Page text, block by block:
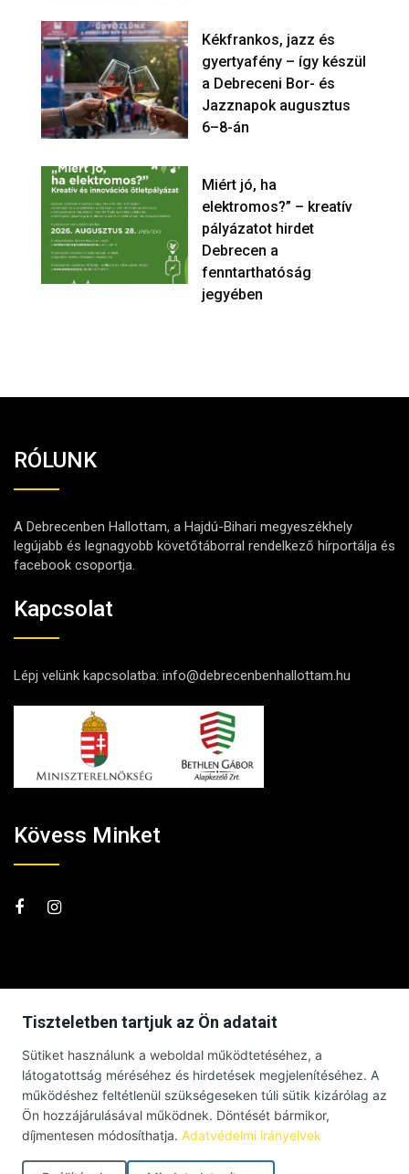
Kékfrankos, jazz és
gyertyafény – így készül
a Debreceni Bor- és
Jazznapok augusztus
6–8-án
Miért jó, ha
elektromos?” – kreatív
pályázatot hirdet
Debrecen a
fenntarthatóság
jegyében
RÓLUNK
A Debrecenben Hallottam, a Hajdú-Bihari megyeszékhely
legújabb és legnagyobb követőtáborral rendelkező hírportálja és
facebook csoportja.
Kapcsolat
Lépj velünk kapcsolatba: info@debrecenbenhallottam.hu
Kövess Minket
Tiszteletben tartjuk az Ön adatait
Sütiket használunk a weboldal működtetéséhez, a
látogatottság méréséhez és hirdetések megjelenítéséhez. A
működéshez feltétlenül szükségeseken túli sütik kizárólag az
Ön hozzájárulásával működnek. Döntését bármikor,
díjmentesen módosíthatja. Adatvédelmi irányelvek